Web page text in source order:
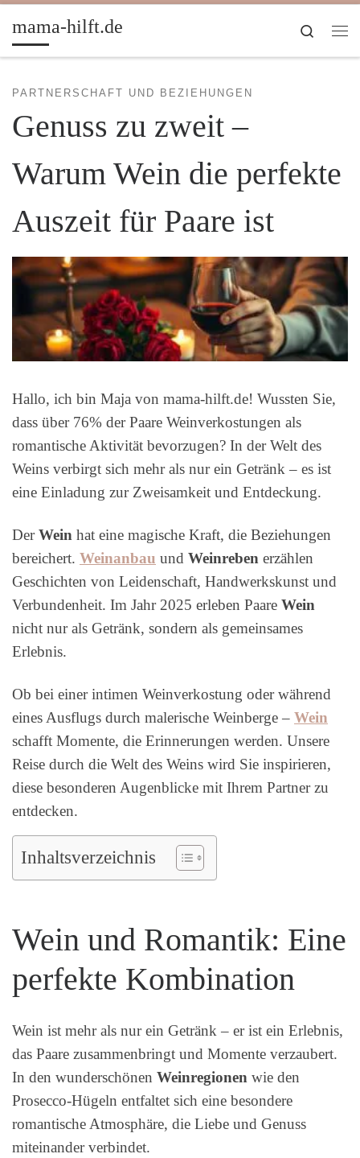
Zum Inhalt springen
mama-hilft.de
Search
PARTNERSCHAFT UND BEZIEHUNGEN
Genuss zu zweit –
Warum Wein die perfekte
Auszeit für Paare ist
Hallo, ich bin Maja von mama-hilft.de! Wussten Sie,
dass über 76% der Paare Weinverkostungen als
romantische Aktivität bevorzugen? In der Welt des
Weins verbirgt sich mehr als nur ein Getränk – es ist
eine Einladung zur Zweisamkeit und Entdeckung.
DerWein hat eine magische Kraft, die Beziehungen
bereichert. Weinanbau und Weinreben erzählen
Geschichten von Leidenschaft, Handwerkskunst und
Verbundenheit. Im Jahr 2025 erleben Paare Wein
nicht nur als Getränk, sondern als gemeinsames
Erlebnis.
Ob bei einer intimen Weinverkostung oder während
eines Ausflugs durch malerische Weinberge – Wein
schafft Momente, die Erinnerungen werden. Unsere
Reise durch die Welt des Weins wird Sie inspirieren,
diese besonderen Augenblicke mit Ihrem Partner zu
entdecken.
Inhaltsverzeichnis
Wein und Romantik: Eine
perfekte Kombination
Wein ist mehr als nur ein Getränk – er ist ein Erlebnis,
das Paare zusammenbringt und Momente verzaubert.
In den wunderschönen Weinregionen wie den
Prosecco-Hügeln entfaltet sich eine besondere
romantische Atmosphäre, die Liebe und Genuss
miteinander verbindet.